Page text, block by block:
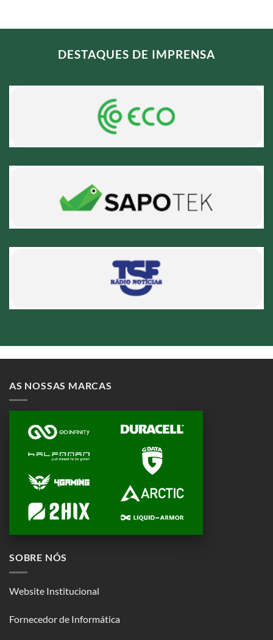
DESTAQUES DE IMPRENSA
AS NOSSAS MARCAS
SOBRE NÓS
Website Institucional
Fornecedor de Informática